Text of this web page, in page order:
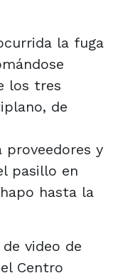
la fuga
los tres
de
y
pasillo en
hasta la
video de
Centro